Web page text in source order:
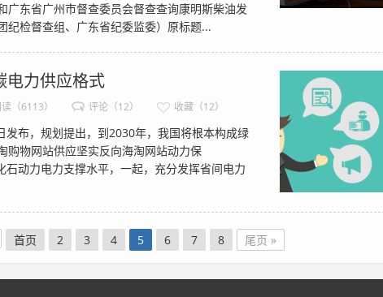
东省广州市督查委员会督查查询康明斯柴油发
检督查组、广东省纪委监委）原标题...
电力供应格式
（6113） 评论（12） 收藏（12）
布，规划提出，到2030年，我国将根本构成绿
购物网站供应坚实反向海淘网站动力保
力电力支撑水平，一起，充分发挥省间电力
首页 2 3 4 5 6 7 8 尾页 »